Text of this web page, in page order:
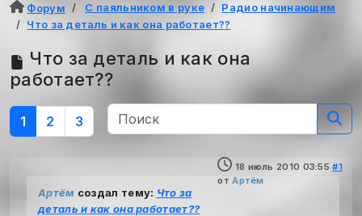
Форум С паяльником в руке
Радио начинающим
Что за деталь и как она работает??
Что за деталь и как она
работает??
1 2 3
18 июль 2010 03:55 #1
отАртём
Артём создал тему: Что за
деталь и как она работает??